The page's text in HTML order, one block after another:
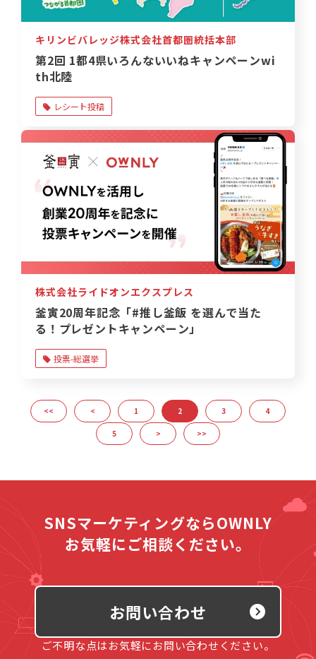
キリンビバレッジ株式会社首都圏統括本部
第2回 1都4県いろんないいねキャンペーンwi
th北陸
レシート投稿
株式会社ライドオンエクスプレス
釜寅20周年記念「#推し釜飯 を選んで当た
る！プレゼントキャンペーン」
投票-総選挙
<< < 1 2 3 4
5 > >>
SNSマーケティングならOWNLY
お気軽にご相談ください。
お問い合わせ
ご不明な点はお気軽にお問い合わせください。